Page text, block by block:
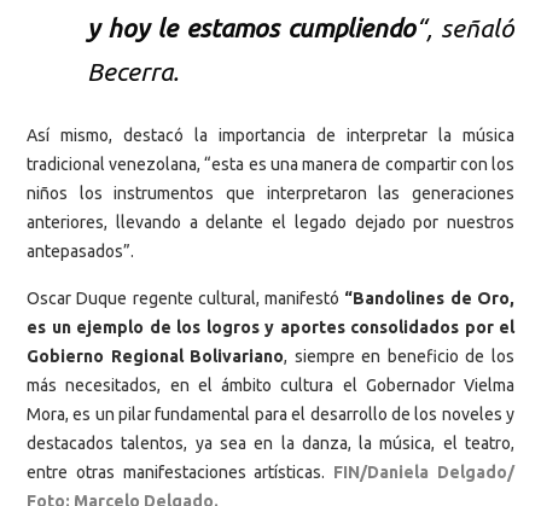
y hoy le estamos cumpliendo“, señaló
Becerra.
Así mismo, destacó la importancia de interpretar la música
tradicional venezolana, “esta es una manera de compartir con los
niños los instrumentos que interpretaron las generaciones
anteriores, llevando a delante el legado dejado por nuestros
antepasados”.
Oscar Duque regente cultural, manifestó “Bandolines de Oro,
es un ejemplo de los logros y aportes consolidados por el
Gobierno Regional Bolivariano, siempre en beneficio de los
más necesitados, en el ámbito cultura el Gobernador Vielma
Mora, es un pilar fundamental para el desarrollo de los noveles y
destacados talentos, ya sea en la danza, la música, el teatro,
entre otras manifestaciones artísticas. FIN/Daniela Delgado/
Foto: Marcelo Delgado.